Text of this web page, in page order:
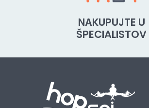
NAKUPUJTE U
ŠPECIALISTOV